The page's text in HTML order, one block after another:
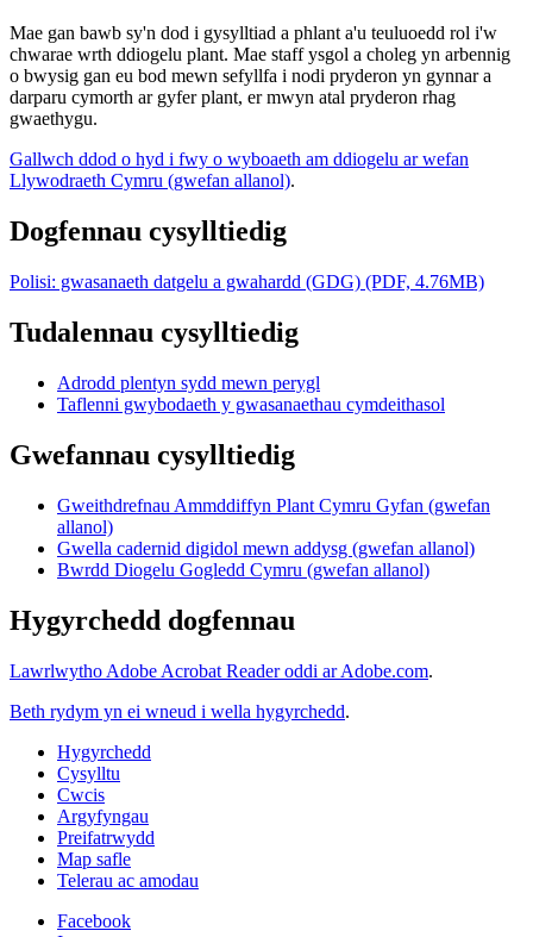
Mae gan bawb sy'n dod i gysylltiad a phlant a'u teuluoedd rol i'w
chwarae wrth ddiogelu plant. Mae staff ysgol a choleg yn arbennig
o bwysig gan eu bod mewn sefyllfa i nodi pryderon yn gynnar a
darparu cymorth ar gyfer plant, er mwyn atal pryderon rhag
gwaethygu.
Gallwch ddod o hyd i fwy o wyboaeth am ddiogelu ar wefan
Llywodraeth Cymru (gwefan allanol).
Dogfennau cysylltiedig
Polisi: gwasanaeth datgelu a gwahardd (GDG) (PDF, 4.76MB)
Tudalennau cysylltiedig
Adrodd plentyn sydd mewn perygl
Taflenni gwybodaeth y gwasanaethau cymdeithasol
Gwefannau cysylltiedig
Gweithdrefnau Ammddiffyn Plant Cymru Gyfan (gwefan
allanol)
Gwella cadernid digidol mewn addysg (gwefan allanol)
Bwrdd Diogelu Gogledd Cymru (gwefan allanol)
Hygyrchedd dogfennau
Lawrlwytho Adobe Acrobat Reader oddi ar Adobe.com.
Beth rydym yn ei wneud i wella hygyrchedd.
Hygyrchedd
Cysylltu
Cwcis
Argyfyngau
Preifatrwydd
Map safle
Telerau ac amodau
Facebook